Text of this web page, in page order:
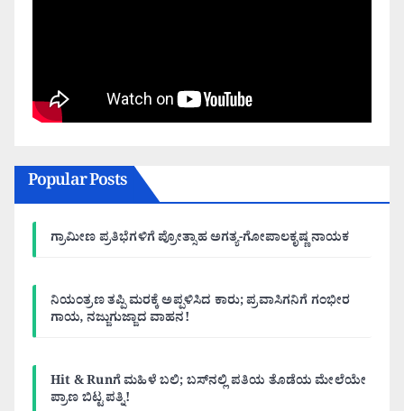
Popular Posts
ಗ್ರಾಮೀಣ ಪ್ರತಿಭೆಗಳಿಗೆ ಪ್ರೋತ್ಸಾಹ ಅಗತ್ಯ-ಗೋಪಾಲಕೃಷ್ಣ ನಾಯಕ
ನಿಯಂತ್ರಣ ತಪ್ಪಿ ಮರಕ್ಕೆ ಅಪ್ಪಳಿಸಿದ ಕಾರು; ಪ್ರವಾಸಿಗನಿಗೆ ಗಂಭೀರ
ಗಾಯ, ನಜ್ಜುಗುಜ್ಜಾದ ವಾಹನ!
Hit & Runಗೆ ಮಹಿಳೆ ಬಲಿ; ಬಸ್‌ನಲ್ಲಿ ಪತಿಯ ತೊಡೆಯ ಮೇಲೆಯೇ
ಪ್ರಾಣ ಬಿಟ್ಟ ಪತ್ನಿ!